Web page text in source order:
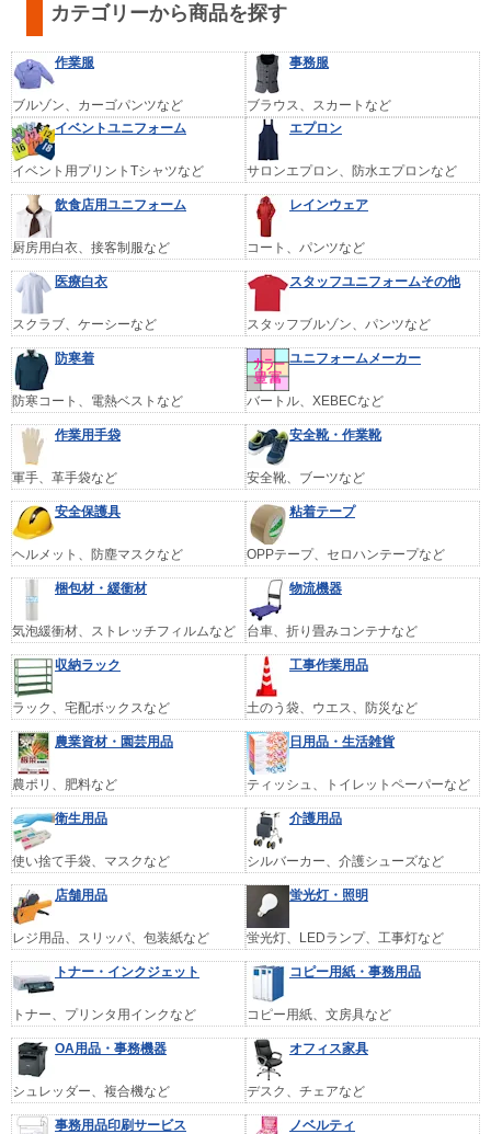
カテゴリーから商品を探す
作業服
ブルゾン、カーゴパンツなど
事務服
ブラウス、スカートなど
イベントユニフォーム
イベント用プリントTシャツなど
エプロン
サロンエプロン、防水エプロンなど
飲食店用ユニフォーム
厨房用白衣、接客制服など
レインウェア
コート、パンツなど
医療白衣
スクラブ、ケーシーなど
スタッフユニフォームその他
スタッフブルゾン、パンツなど
防寒着
防寒コート、電熱ベストなど
ユニフォームメーカー
バートル、XEBECなど
作業用手袋
軍手、革手袋など
安全靴・作業靴
安全靴、ブーツなど
安全保護具
ヘルメット、防塵マスクなど
粘着テープ
OPPテープ、セロハンテープなど
梱包材・緩衝材
気泡緩衝材、ストレッチフィルムなど
物流機器
台車、折り畳みコンテナなど
収納ラック
ラック、宅配ボックスなど
工事作業用品
土のう袋、ウエス、防災など
農業資材・園芸用品
農ポリ、肥料など
日用品・生活雑貨
ティッシュ、トイレットペーパーなど
衛生用品
使い捨て手袋、マスクなど
介護用品
シルバーカー、介護シューズなど
店舗用品
レジ用品、スリッパ、包装紙など
蛍光灯・照明
蛍光灯、LEDランプ、工事灯など
トナー・インクジェット
トナー、プリンタ用インクなど
コピー用紙・事務用品
コピー用紙、文房具など
OA用品・事務機器
シュレッダー、複合機など
オフィス家具
デスク、チェアなど
事務用品印刷サービス ノベルティ